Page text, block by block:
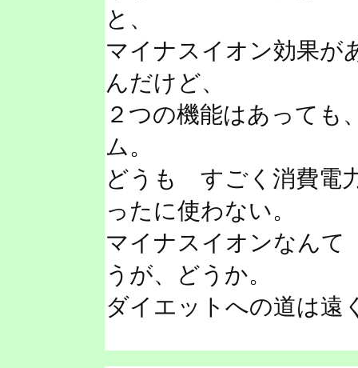
と、
マイナスイオン効果が
んだけど、
２つの機能はあっても
ム。
どうも すごく消費電
ったに使わない。
マイナスイオンなん
うが、どうか。
ダイエットへの道は遠